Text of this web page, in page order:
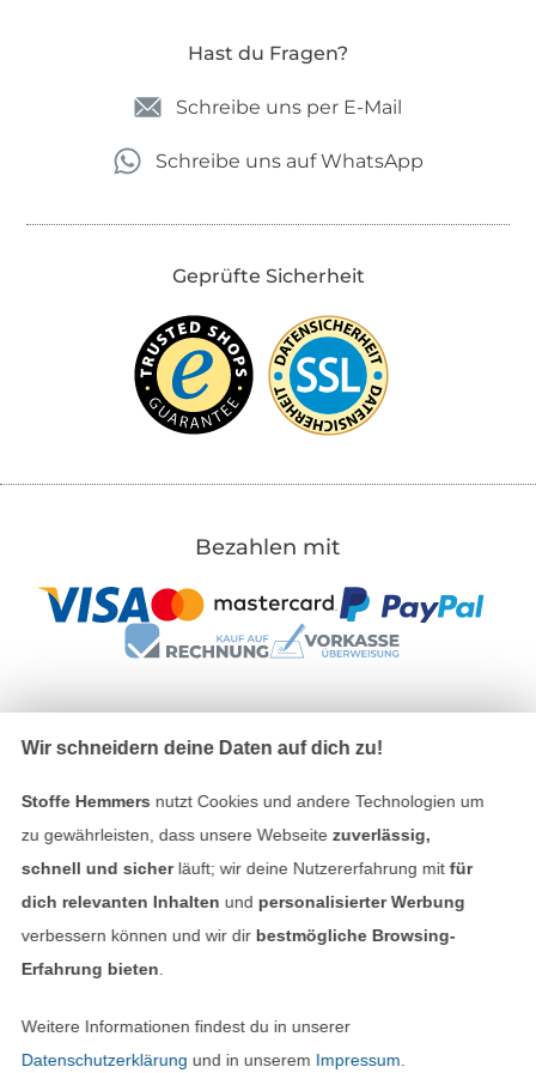
Hast du Fragen?
Schreibe uns per E-Mail
Schreibe uns auf WhatsApp
Geprüfte Sicherheit
Bezahlen mit
Unsere Versandpartner
AGB
In den deutschen Shop wechseln (aktuell
Wir schneidern deine Daten auf dich zu!
Stoffe Hemmers nutzt Cookies und andere Technologien um
zu gewährleisten, dass unsere Webseite zuverlässig,
schnell und sicherläuft; wir deine Nutzererfahrung mitfür
dich relevanten Inhalten und personalisierter Werbung
verbessern können und wir dir bestmögliche Browsing-
Erfahrung bieten
Weitere Informationen findest du in unserer
Datenschutzerklärung und in unserem Impressum